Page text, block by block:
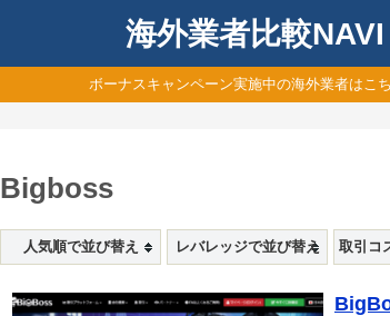
海外業者比較NAVI
ボーナスキャンペーン実施中の海外業者はこ
Bigboss
人気順で並び替え レバレッジで並び替え 取引コ